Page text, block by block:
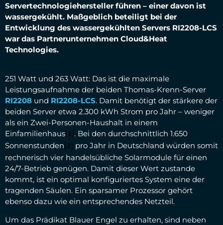
Servertechnologiehersteller führen – einer davon ist
wassergekühlt. Maßgeblich beteiligt bei der
Entwicklung des wassergekühlten Servers RI2208-LCS
war das Partnerunternehmen Cloud&Heat
Technologies.
251 Watt und 263 Watt: Das ist die maximale
Leistungsaufnahme der beiden Thomas-Krenn-Server
RI2208 und RI2208-LCS. Damit benötigt der stärkere der
beiden Server etwa 2.300 kWh Strom pro Jahr – weniger
als ein Zwei-Personen-Haushalt in einem
Einfamilienhaus [1] . Bei den durchschnittlich 1.650
Sonnenstunden [2]
pro Jahr in Deutschland würden somit
rechnerisch vier handelsübliche Solarmodule für einen
24/7-Betrieb genügen. Damit dieser Wert zustande
kommt, ist ein optimal konfiguriertes System eine der
tragenden Säulen. Ein sparsamer Prozessor gehört
ebenso dazu wie ein entsprechendes Netzteil.
Um das Prädikat Blauer Engel zu erhalten, sind neben